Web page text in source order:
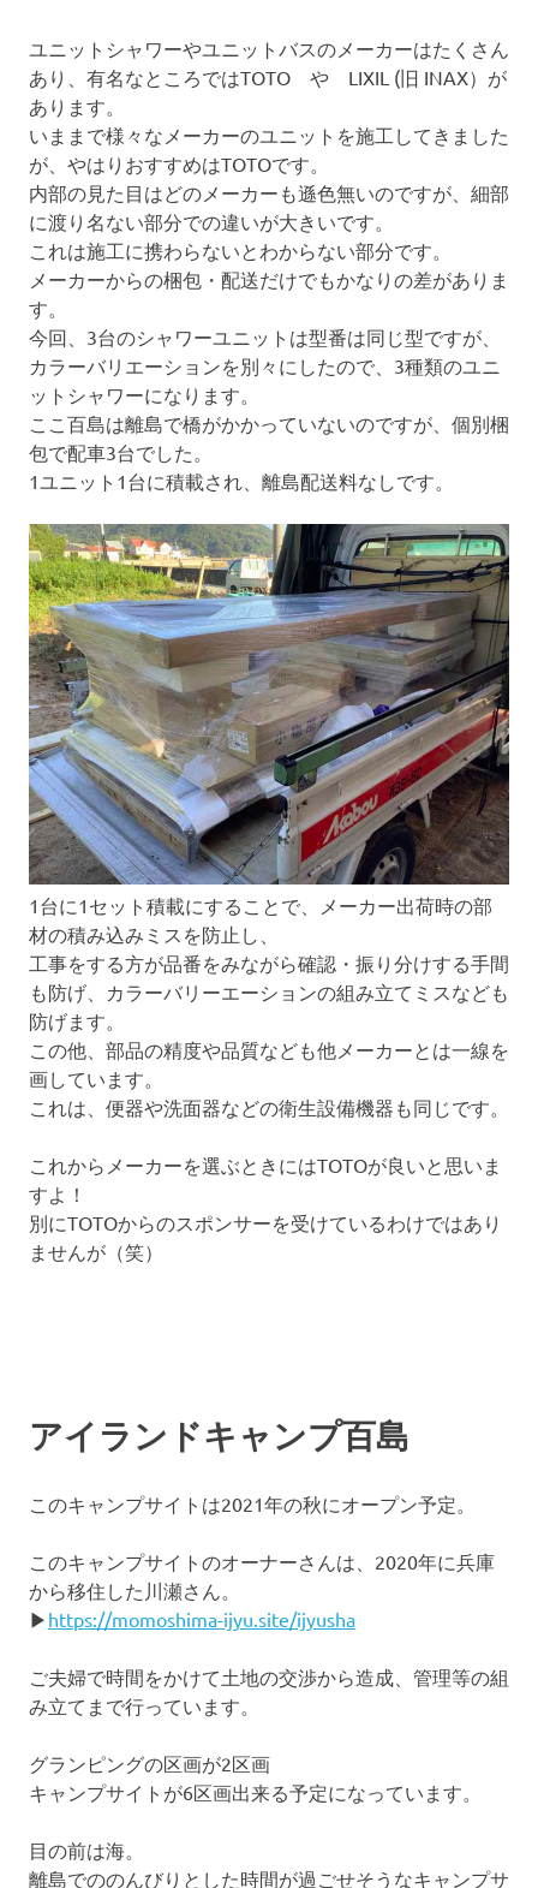
ユニットシャワーやユニットバスのメーカーはたくさん
あり、有名なところではTOTO や LIXIL (旧 INAX）が
あります。
いままで様々なメーカーのユニットを施工してきました
が、やはりおすすめはTOTOです。
内部の見た目はどのメーカーも遜色無いのですが、細部
に渡り名ない部分での違いが大きいです。
これは施工に携わらないとわからない部分です。
メーカーからの梱包・配送だけでもかなりの差がありま
す。
今回、3台のシャワーユニットは型番は同じ型ですが、
カラーバリエーションを別々にしたので、3種類のユニ
ットシャワーになります。
ここ百島は離島で橋がかかっていないのですが、個別梱
包で配車3台でした。
1ユニット1台に積載され、離島配送料なしです。
1台に1セット積載にすることで、メーカー出荷時の部
材の積み込みミスを防止し、
工事をする方が品番をみながら確認・振り分けする手間
も防げ、カラーバリーエーションの組み立てミスなども
防げます。
この他、部品の精度や品質なども他メーカーとは一線を
画しています。
これは、便器や洗面器などの衛生設備機器も同じです。
これからメーカーを選ぶときにはTOTOが良いと思いま
すよ！
別にTOTOからのスポンサーを受けているわけではあり
ませんが（笑）
アイランドキャンプ百島
このキャンプサイトは2021年の秋にオープン予定。
このキャンプサイトのオーナーさんは、2020年に兵庫
から移住した川瀬さん。
▶ https://momoshima-ijyu.site/ijyusha
ご夫婦で時間をかけて土地の交渉から造成、管理等の組
み立てまで行っています。
グランピングの区画が2区画
キャンプサイトが6区画出来る予定になっています。
目の前は海。
離島でののんびりとした時間が過ごせそうなキャンプサ